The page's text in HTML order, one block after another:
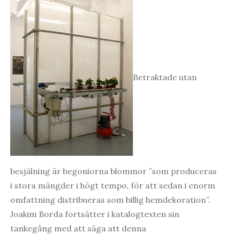
Betraktade utan
besjälning är begoniorna blommor ”som produceras
i stora mängder i högt tempo, för att sedan i enorm
omfattning distribueras som billig hemdekoration”.
Joakim Borda fortsätter i katalogtexten sin
tankegång med att säga att denna